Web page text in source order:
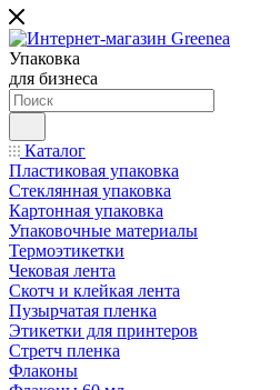
Упаковка
для бизнеса
Каталог
Пластиковая упаковка
Стеклянная упаковка
Картонная упаковка
Упаковочные материалы
Термоэтикетки
Чековая лента
Скотч и клейкая лента
Пузырчатая пленка
Этикетки для принтеров
Стретч пленка
Флаконы